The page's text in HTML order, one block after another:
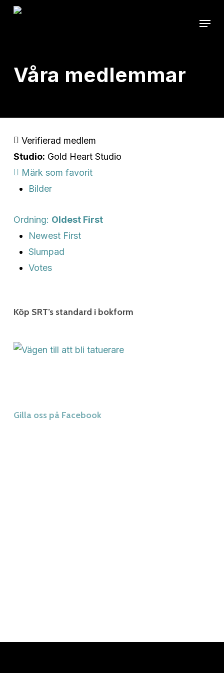
Skip
Menu
Våra medlemmar
Verifierad medlem
Studio: Gold Heart Studio
Märk som favorit
Bilder
Ordning: Oldest First
Newest First
Slumpad
Votes
Köp SRT’s standard i bokform
Gilla oss på Facebook